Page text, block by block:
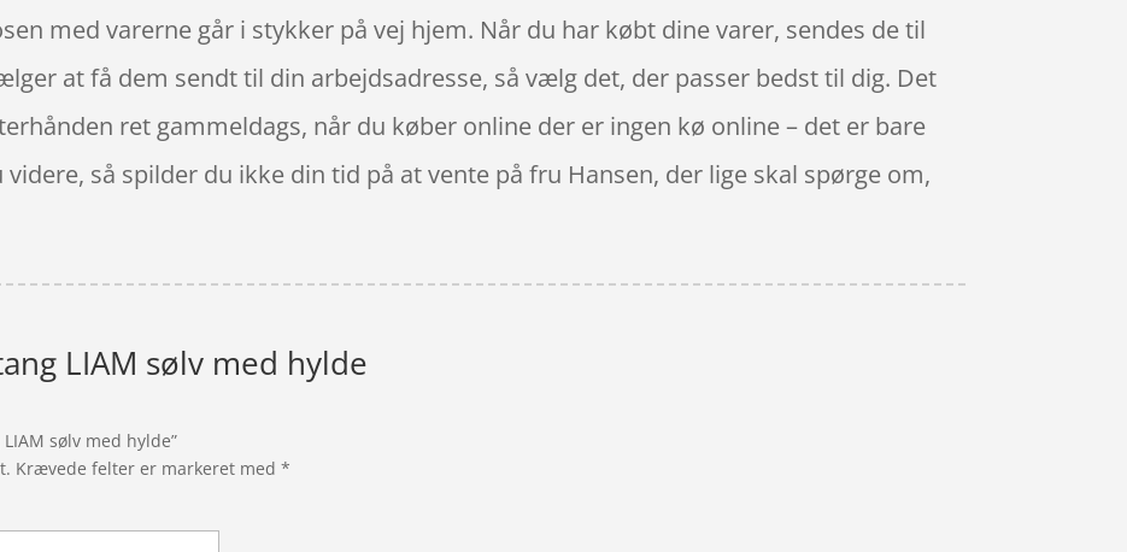
med varerne går i stykker på vej hjem. Når du har købt dine varer, sendes de til
at få dem sendt til din arbejdsadresse, så vælg det, der passer bedst til dig. Det
ret gammeldags, når du køber online der er ingen kø online – det er bare
så spilder du ikke din tid på at vente på fru Hansen, der lige skal spørge om,
LIAM sølv med hylde
sølv med hylde”
Krævede felter er markeret med*